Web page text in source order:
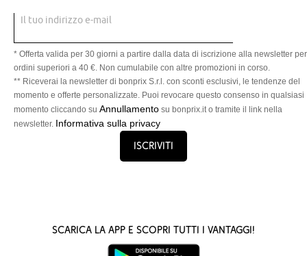
Il tuo indirizzo e-mail
* Offerta valida per 30 giorni a partire dalla data di iscrizione alla newsletter per
ordini superiori a 40 €. Non cumulabile con altre promozioni in corso.
** Riceverai la newsletter di bonprix S.r.l. con sconti esclusivi, le tendenze del
momento e offerte personalizzate. Puoi revocare questo consenso in qualsiasi
momento cliccando su Annullamento su bonprix.it o tramite il link nella
newsletter. Informativa sulla privacy
Iscriviti
Scarica la App e scopri tutti i vantaggi!